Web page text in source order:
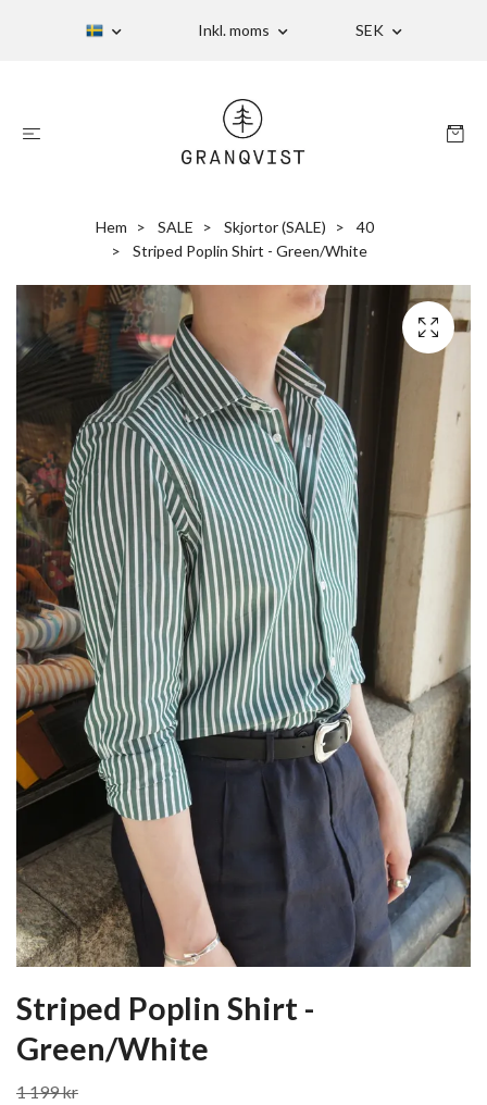
Inkl. moms SEK
Hem SALE Skjortor (SALE)
40
Striped Poplin Shirt - Green/White
Striped Poplin Shirt -
Green/White
1 199 kr